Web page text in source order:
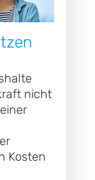
nicht
Kosten